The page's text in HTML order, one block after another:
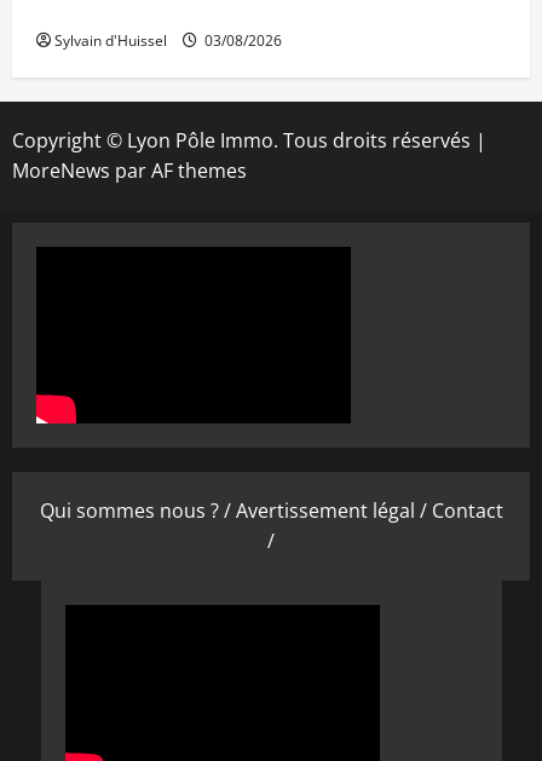
Sylvain d'Huissel 03/08/2026
Copyright © Lyon Pôle Immo. Tous droits réservés |
MoreNews par AF themes
Qui sommes nous ? /Avertissement légal / Contact
/